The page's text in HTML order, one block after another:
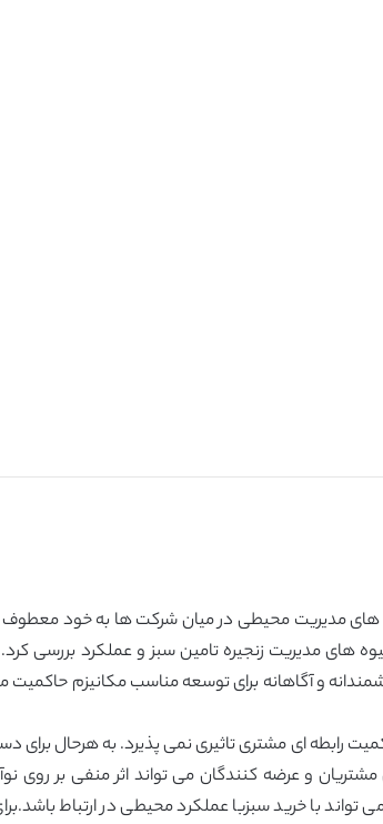
های مدیریت زنجیره تامین سبز و عملکرد بررسی
و آگاهانه برای توسعه مناسب مکانیزم
رابطه ای مشتری تاثیری نمی پذیرد. به هرحال برای
و عرضه کنندگان می تواند اثر منفی بر روی
با خرید سبزبا عملکرد محیطی در ارتباط